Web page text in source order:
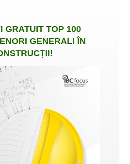
GRATUIT TOP 100
GENERALI ÎN
!